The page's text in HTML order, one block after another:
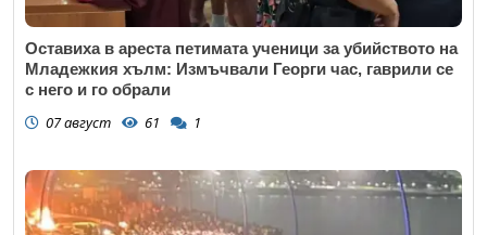
Оставиха в ареста петимата ученици за убийството на
Младежкия хълм: Измъчвали Георги час, гаврили се
с него и го обрали
07 август 61 1